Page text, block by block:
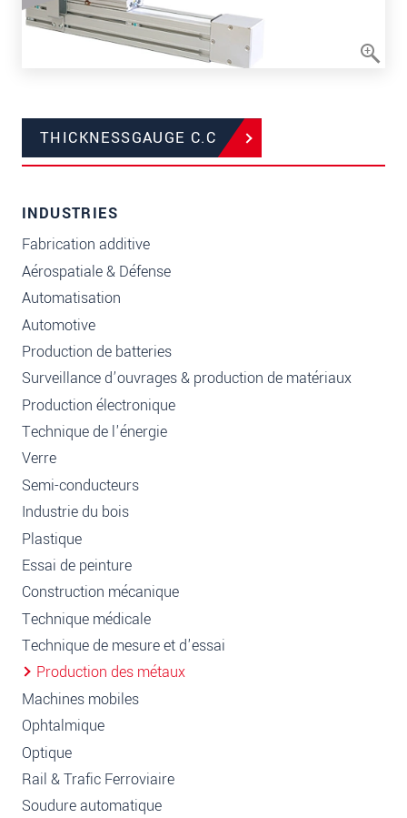
THICKNESSGAUGE C.C
INDUSTRIES
Fabrication additive
Aérospatiale & Défense
Automatisation
Automotive
Production de batteries
Surveillance d’ouvrages & production de matériaux
Production électronique
Technique de l'énergie
Verre
Semi-conducteurs
Industrie du bois
Plastique
Essai de peinture
Construction mécanique
Technique médicale
Technique de mesure et d'essai
Production des métaux
Machines mobiles
Ophtalmique
Optique
Rail & Trafic Ferroviaire
Soudure automatique